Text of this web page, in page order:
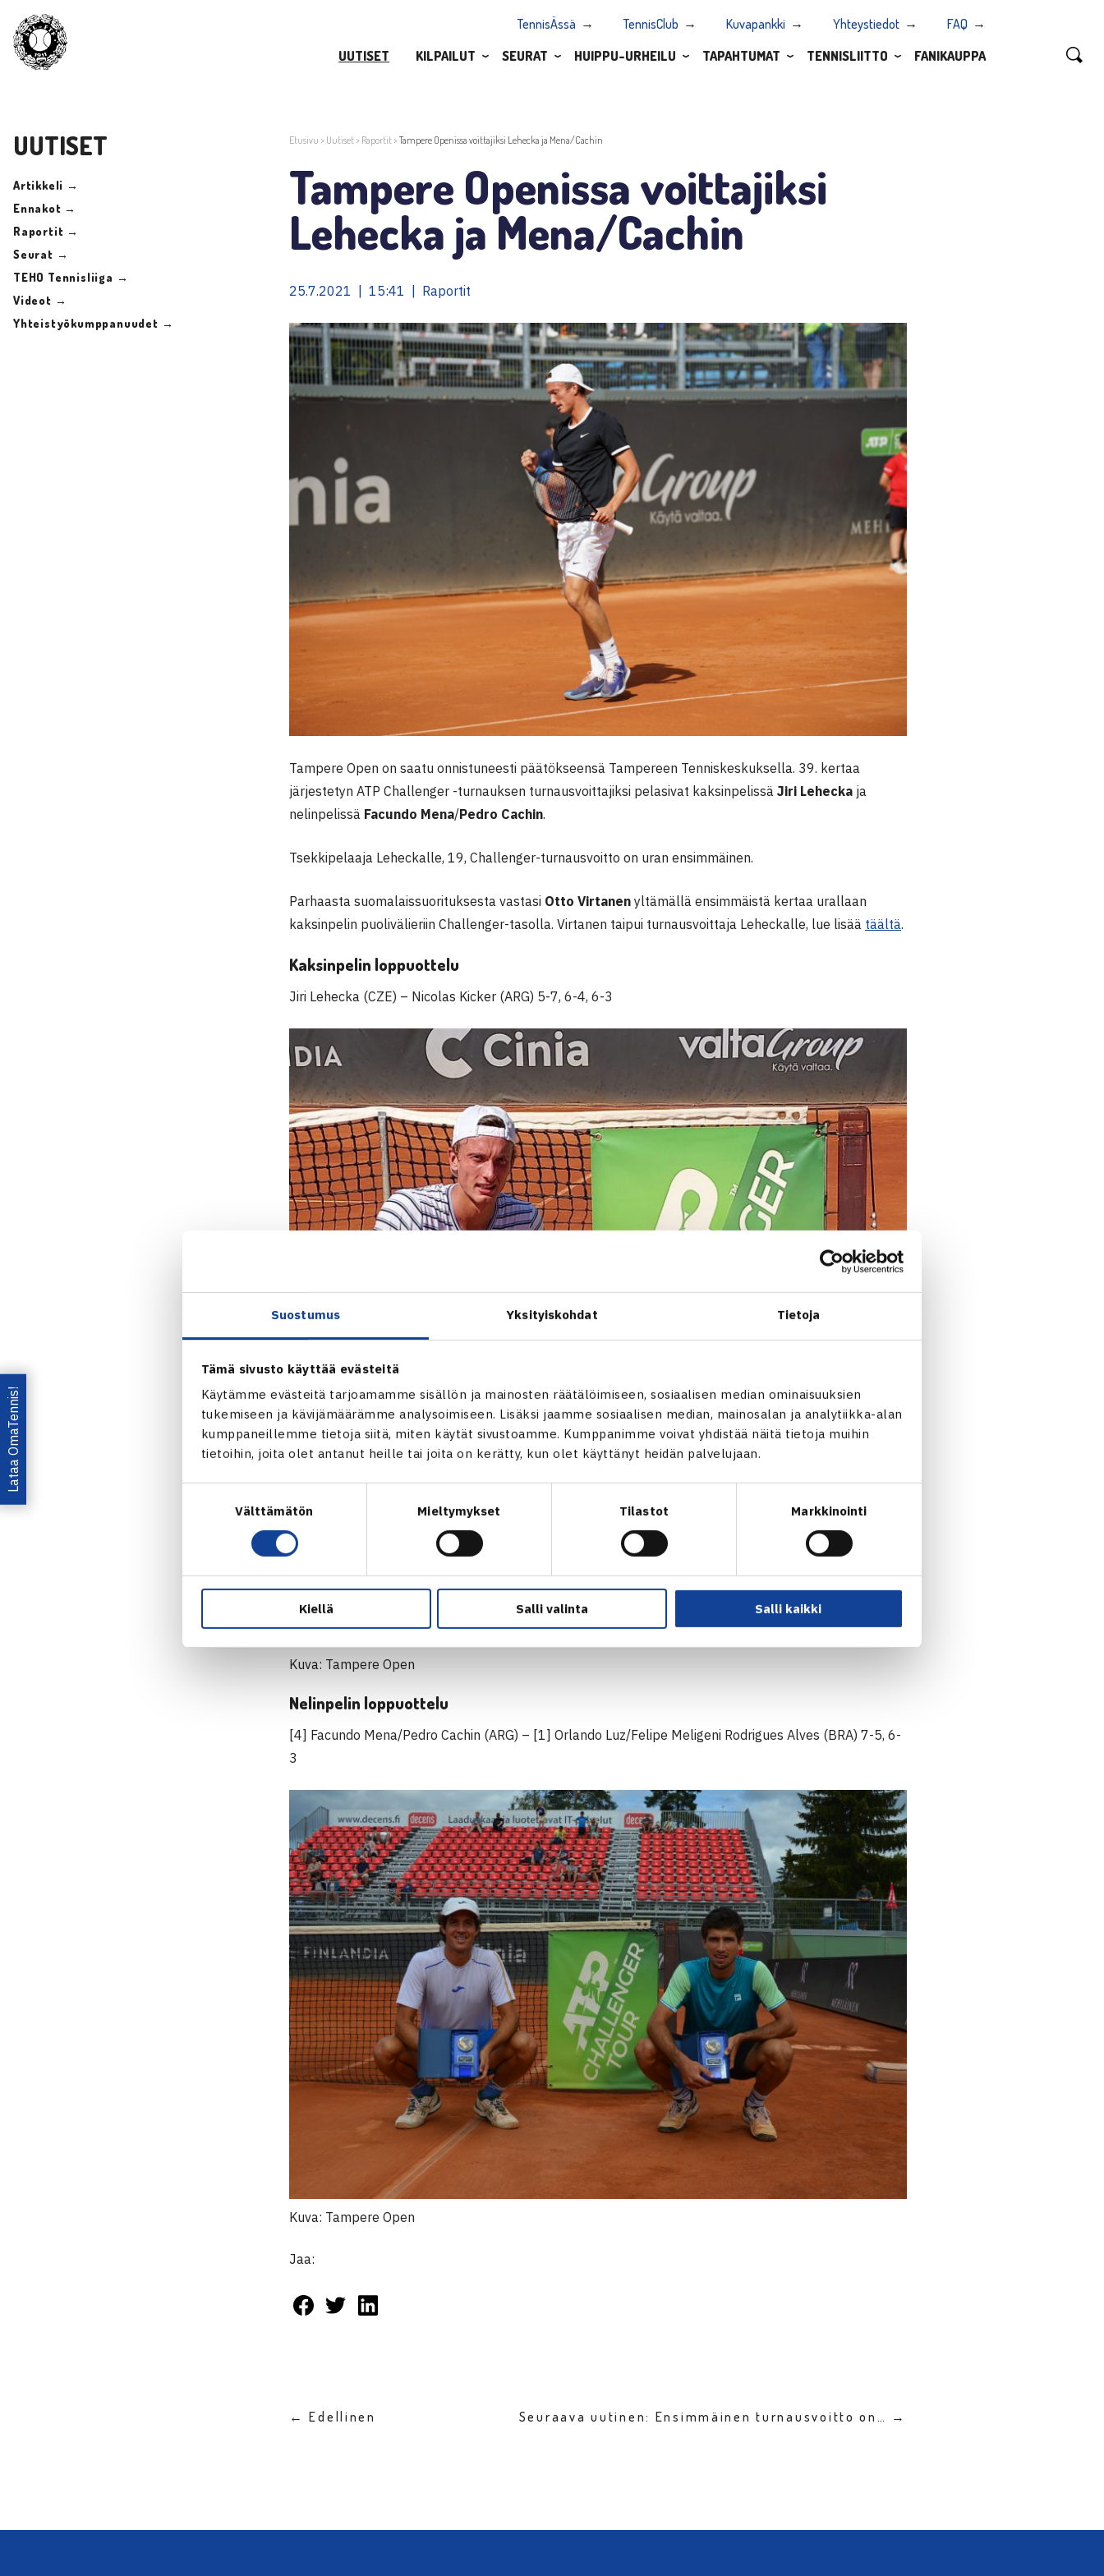
Suostumus Yksityiskohdat Tietoja
Tämä sivusto käyttää evästeitä
Käytämme evästeitä tarjoamamme sisällön ja mainosten räätälöimiseen, sosiaalisen median ominaisuuksien
tukemiseen ja kävijämäärämme analysoimiseen. Lisäksi jaamme sosiaalisen median, mainosalan ja analytiikka-alan
kumppaneillemme tietoja siitä, miten käytät sivustoamme. Kumppanimme voivat yhdistää näitä tietoja muihin
tietoihin, joita olet antanut heille tai joita on kerätty, kun olet käyttänyt heidän palvelujaan.
Välttämätön Mieltymykset Tilastot Markkinointi
Kiellä Salli valinta Salli kaikki
TennisÄssä TennisClub Kuvapankki Yhteystiedot
FAQ
UUTISET
KILPAILUT SEURAT HUIPPU-URHEILU TAPAHTUMAT TENNISLIITTO FANIKAUPPA
UUTISET
Artikkeli →
Ennakot →
Raportit →
Seurat →
TEHO Tennisliiga →
Videot →
Yhteistyökumppanuudet →
Etusivu > Uutiset> Raportit>Tampere Openissa voittajiksi Lehecka ja Mena/Cachin
Tampere Openissa voittajiksi
Lehecka ja Mena/Cachin
25.7.2021 | 15:41 | Raportit
Tampere Open on saatu onnistuneesti päätökseensä Tampereen Tenniskeskuksella. 39. kertaa
järjestetyn ATP Challenger -turnauksen turnausvoittajiksi pelasivat kaksinpelissä Jiri Lehecka ja
nelinpelissä Facundo Mena/Pedro Cachin.
Tsekkipelaaja Leheckalle, 19, Challenger-turnausvoitto on uran ensimmäinen.
Parhaasta suomalaissuorituksesta vastasi Otto Virtanen yltämällä ensimmäistä kertaa urallaan
kaksinpelin puolivälieriin Challenger-tasolla. Virtanen taipui turnausvoittaja Leheckalle, lue lisää täältä.
Kaksinpelin loppuottelu
Jiri Lehecka (CZE) – Nicolas Kicker (ARG) 5-7, 6-4, 6-3
Kuva: Tampere Open
Nelinpelin loppuottelu
[4] Facundo Mena/Pedro Cachin (ARG) – [1] Orlando Luz/Felipe Meligeni Rodrigues Alves (BRA) 7-5, 6-
3
Kuva: Tampere Open
Jaa:
← Edellinen Seuraava uutinen: Ensimmäinen turnausvoitto on… →
Lataa OmaTennis!